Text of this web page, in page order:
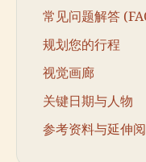
常见问题解答
规划您的行程
视觉画廊
关键日期与人物
参考资料与延伸